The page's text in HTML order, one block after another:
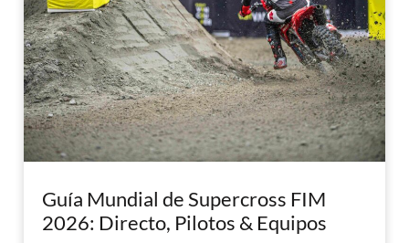
Guía Mundial de Supercross FIM
2026: Directo, Pilotos & Equipos